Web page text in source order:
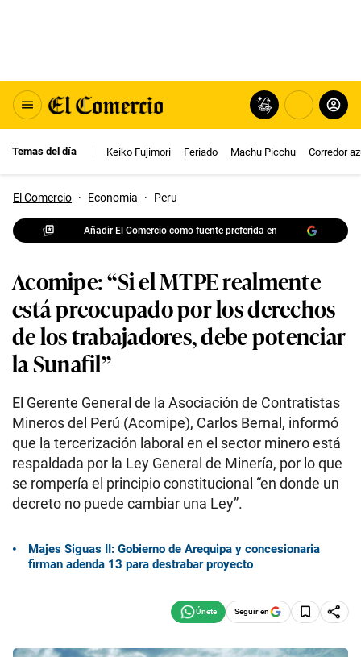
Temas del día Keiko Fujimori Feriado Machu Picchu Corredor
El Comercio · Economia · Peru
Añadir El Comercio como fuente preferida en
Acomipe: “Si el MTPE realmente
está preocupado por los derechos
de los trabajadores, debe potenciar
la Sunafil”
El Gerente General de la Asociación de Contratistas
Mineros del Perú (Acomipe), Carlos Bernal, informó
que la tercerización laboral en el sector minero está
respaldada por la Ley General de Minería, por lo que
se rompería el principio constitucional “en donde un
decreto no puede cambiar una Ley”.
Majes Siguas II: Gobierno de Arequipa y concesionaria
firman adenda 13 para destrabar proyecto
Seguir en